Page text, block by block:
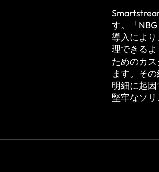
す。「
導入によ
理できる
ためのカ
ます。そ
明細に起
堅牢なソリ